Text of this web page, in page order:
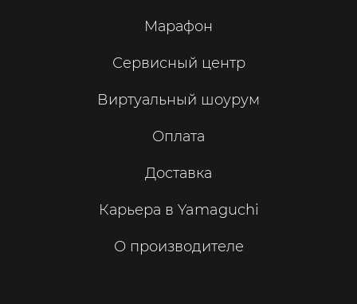
Марафон
Сервисный центр
Виртуальный шоурум
Оплата
Доставка
Карьера в Yamaguchi
О производителе